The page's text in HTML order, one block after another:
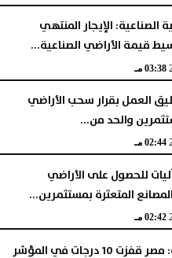
الصناعية: الإيجار المنتهي
قيمة الأراضي الصناعية...
03:38 مـ
العمل بقرار سحب الأراضي
والحد من...
02:44 مـ
الصناعة: 9 آليات للحصول على الأراضي
المتعثرة بمستثمرين...
02:42 مـ
نائب وزير المالية: مصر قفزت 10 درجات في المؤشر